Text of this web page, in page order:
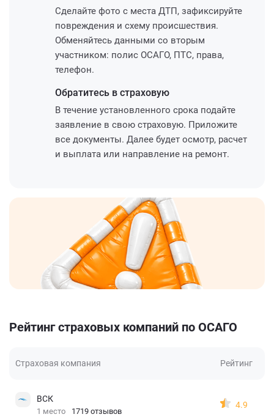
Сделайте фото с места ДТП, зафиксируйте
повреждения и схему происшествия.
Обменяйтесь данными со вторым
участником: полис ОСАГО, ПТС, права,
телефон.
Обратитесь в страховую
В течение установленного срока подайте
заявление в свою страховую. Приложите
все документы. Далее будет осмотр, расчет
и выплата или направление на ремонт.
Рейтинг страховых компаний по ОСАГО
Страховая компания Рейтинг
ВСК
1 место 1719 отзывов
4.9